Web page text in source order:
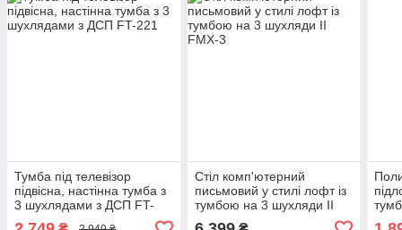
Тумба під телевізор
підвісна, настінна тумба з
3 шухлядами з ДСП FT-
221
Стіл комп'ютерний
письмовий у стилі лофт із
тумбою на 3 шухляди II
FMX-3